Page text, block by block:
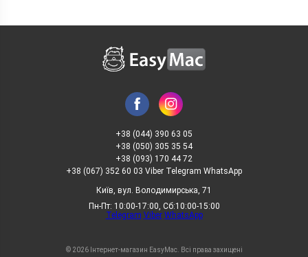
+38 (044) 390 63 05
+38 (050) 305 35 54
+38 (093) 170 44 72
+38 (067) 352 60 03 Viber Telegram WhatsApp
Київ, вул. Володимирська, 71
Пн-Пт: 10:00-17:00, Сб:10:00-15:00
Telegram Viber WhatsApp
© 2026 Інтернет-магазин EasyMac. Всі права захищені